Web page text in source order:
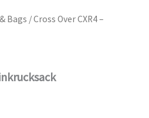
Bags / Cross Over CXR4 –